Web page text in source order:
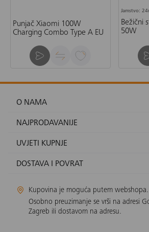
Punjač Xiaomi 100W
Charging Combo Type A EU
Jamstvo:
Bežični
50W
O NAMA
NAJPRODAVANIJE
UVJETI KUPNJE
DOSTAVA I POVRAT
Kupovina je moguća putem webshopa.
Osobno preuzimanje se vrši na adresi
Zagreb ili dostavom na adresu.